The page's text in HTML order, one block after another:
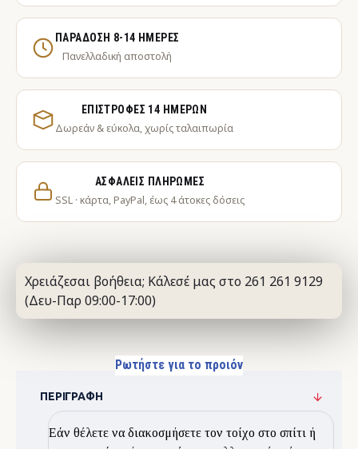
ΠΑΡΆΔΟΣΗ 8-14 ΗΜΈΡΕΣ
Πανελλαδική αποστολή
ΕΠΙΣΤΡΟΦΈΣ 14 ΗΜΕΡΏΝ
Δωρεάν & εύκολα, χωρίς ταλαιπωρία
ΑΣΦΑΛΕΊΣ ΠΛΗΡΩΜΈΣ
SSL · κάρτα, PayPal, έως 4 άτοκες δόσεις
Χρειάζεσαι βοήθεια; Κάλεσέ μας στο 261 261 9129
(Δευ-Παρ 09:00-17:00)
Ρωτήστε για το προιόν
ΠΕΡΙΓΡΑΦΉ
Εάν θέλετε να διακοσμήσετε τον τοίχο στο σπίτι ή